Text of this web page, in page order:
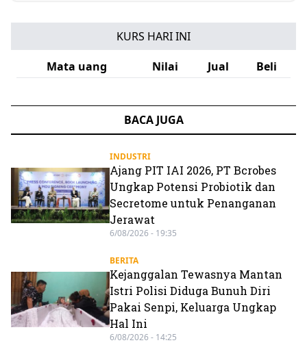
KURS HARI INI
Mata uang
Nilai Jual Beli
BACA JUGA
INDUSTRI
Ajang PIT IAI 2026, PT Bcrobes
Ungkap Potensi Probiotik dan
Secretome untuk Penanganan
Jerawat
6/08/2026 - 19:35
BERITA
Kejanggalan Tewasnya Mantan
Istri Polisi Diduga Bunuh Diri
Pakai Senpi, Keluarga Ungkap
Hal Ini
6/08/2026 - 14:25